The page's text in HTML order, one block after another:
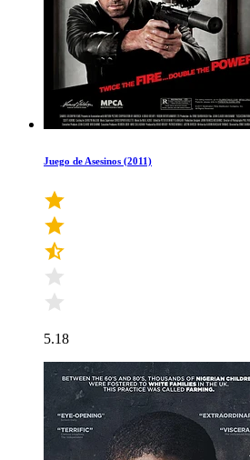
Juego de Asesinos (2011)
5.18